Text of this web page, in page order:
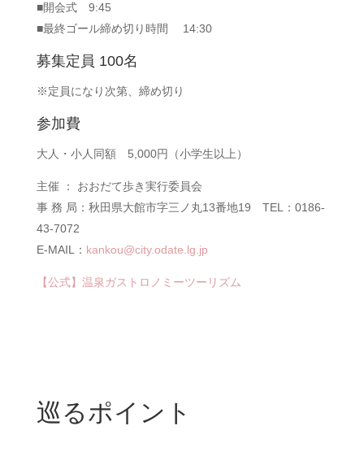
■開会式 9:45
■最終ゴール締め切り時間 14:30
募集定員 100名
※定員になり次第、締め切り
参加費
大人・小人同額 5,000円（小学生以上）
主催 ： おおだて歩き実行委員会
事 務 局：秋田県大館市字三ノ丸13番地19 TEL：0186-
43-7072
E-MAIL： kankou@city.odate.lg.jp
【公式】温泉ガストロノミーツーリズム
巡るポイント